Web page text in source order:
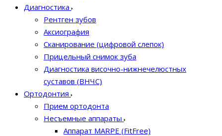
Диагностика
Рентген зубов
Аксиография
Сканирование (цифровой слепок)
Прицельный снимок зуба
Диагностика височно-нижнечелюстных
суставов (ВНЧС)
Ортодонтия
Прием ортодонта
Несъемные аппараты
Аппарат MARPE (FitFree)